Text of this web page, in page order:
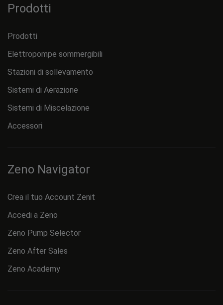
Prodotti
Prodotti
Elettropompe sommergibili
Stazioni di sollevamento
Sistemi di Aerazione
Sistemi di Miscelazione
Accessori
Zeno Navigator
Crea il tuo Account Zenit
Accedi a Zeno
Zeno Pump Selector
Zeno After Sales
Zeno Academy